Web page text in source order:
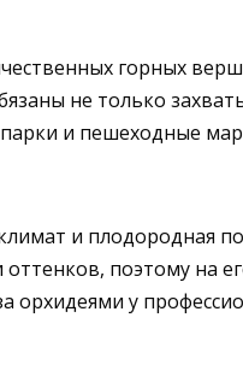
горных
не только
парки и пешеходные
и плодородная
поэтому на
орхидеями у